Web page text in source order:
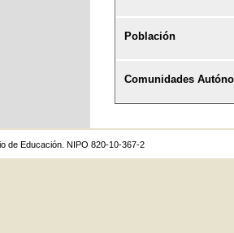
Población
Comunidades
de Educación. NIPO 820-10-367-2